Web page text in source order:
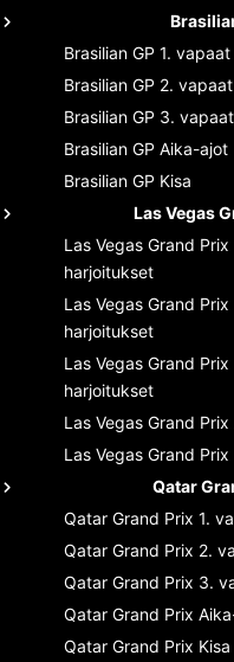
Brasilian GP 1.
Brasilian GP 2.
Brasilian GP 3.
Brasilian GP Aika-ajot
Brasilian GP Kisa
Las Vegas
Las Vegas Grand Prix
harjoitukset
Las Vegas Grand Prix
harjoitukset
Las Vegas Grand Prix
harjoitukset
Las Vegas Grand Prix
Las Vegas Grand Prix
Qatar
Qatar Grand Prix 1.
Qatar Grand Prix 2.
Qatar Grand Prix 3.
Qatar Grand Prix
Qatar Grand Prix Kisa